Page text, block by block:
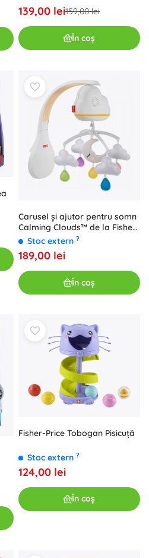
139,00 lei159,00 lei
În coș
Carusel și ajutor pentru somn
Calming Clouds™ de la Fisher
PriceStoc extern ?
189,00 lei
În coș
Fisher-Price Tobogan Pisicuță
Stoc extern ?
124,00 lei
În coș